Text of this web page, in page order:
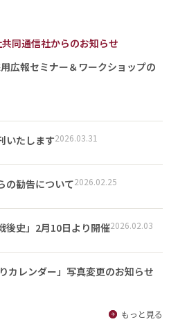
同通信社からのお知らせ
広報セミナー＆ワークショップの
いたします2026.03.31
の勧告について2026.02.25
後史」2月10日より開催2026.02.03
カレンダー」写真変更のお知らせ
もっと見る